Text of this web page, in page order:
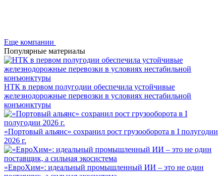
Еще компании
Популярные материалы
НТК в первом полугодии обеспечила устойчивые
железнодорожные перевозки в условиях нестабильной
конъюнктуры
«Портовый альянс» сохранил рост грузооборота в I полугодии
2026 г.
«ЕвроХим»: идеальный промышленный ИИ – это не один